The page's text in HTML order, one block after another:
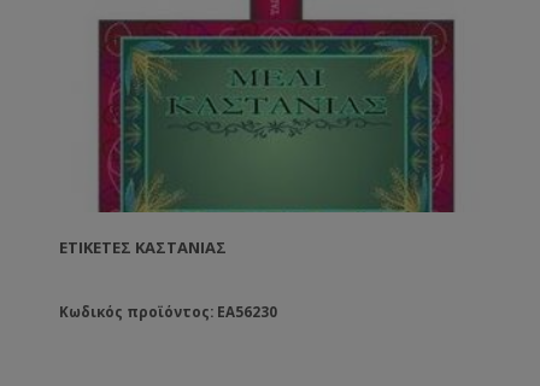
ΕΤΙΚΈΤΕΣ ΚΑΣΤΑΝΙΆΣ
Κωδικός προϊόντος: EA56230